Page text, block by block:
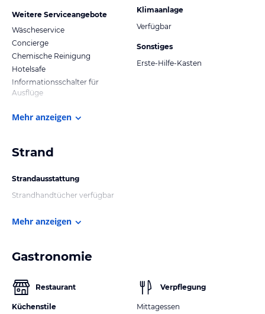
Weitere Serviceangebote
Wäscheservice
Concierge
Chemische Reinigung
Hotelsafe
Informationsschalter für
Ausflüge
Klimaanlage
Verfügbar
Sonstiges
Erste-Hilfe-Kasten
Mehr anzeigen
Strand
Strandausstattung
Strandhandtücher verfügbar
Mehr anzeigen
Gastronomie
Restaurant
Küchenstile
Verpflegung
Mittagessen